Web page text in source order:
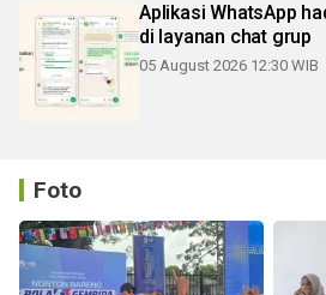
Aplikasi WhatsApp
di layanan chat grup
05 August 2026 12:30 WIB
Foto